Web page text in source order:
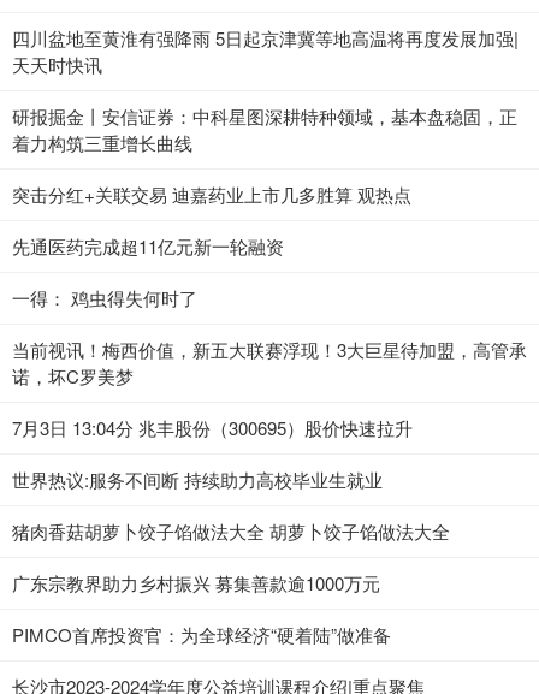
四川盆地至黄淮有强降雨 5日起京津冀等地高温将再度发展加强|
天天时快讯
研报掘金丨安信证券：中科星图深耕特种领域，基本盘稳固，正
着力构筑三重增长曲线
突击分红+关联交易 迪嘉药业上市几多胜算 观热点
先通医药完成超11亿元新一轮融资
一得： 鸡虫得失何时了
当前视讯！梅西价值，新五大联赛浮现！3大巨星待加盟，高管承
诺，坏C罗美梦
7月3日 13:04分 兆丰股份（300695）股价快速拉升
世界热议:服务不间断 持续助力高校毕业生就业
猪肉香菇胡萝卜饺子馅做法大全 胡萝卜饺子馅做法大全
广东宗教界助力乡村振兴 募集善款逾1000万元
PIMCO首席投资官：为全球经济“硬着陆”做准备
长沙市2023-2024学年度公益培训课程介绍|重点聚焦